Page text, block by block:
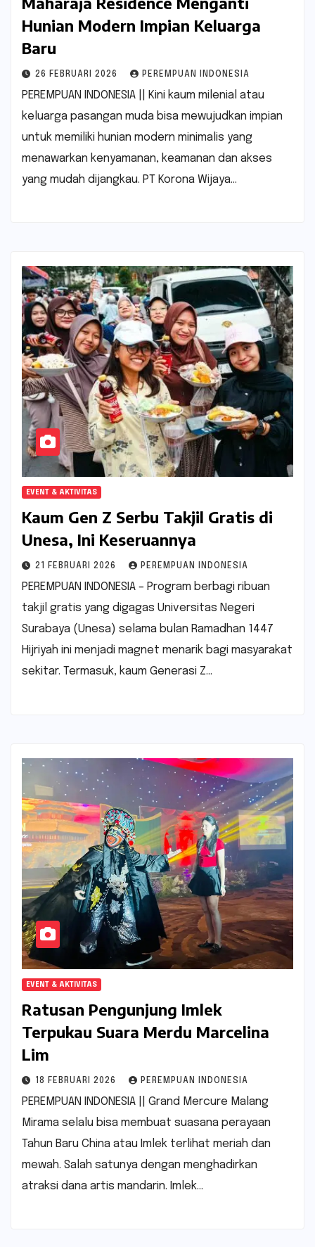
Hunian Modern Impian Keluarga
Baru
26 FEBRUARI 2026 PEREMPUAN INDONESIA
PEREMPUAN INDONESIA || Kini kaum milenial atau
keluarga pasangan muda bisa mewujudkan impian
untuk memiliki hunian modern minimalis yang
menawarkan kenyamanan, keamanan dan akses
yang mudah dijangkau. PT Korona Wijaya…
EVENT & AKTIVITAS
Kaum Gen Z Serbu Takjil Gratis di
Unesa, Ini Keseruannya
21 FEBRUARI 2026 PEREMPUAN INDONESIA
PEREMPUAN INDONESIA – Program berbagi ribuan
takjil gratis yang digagas Universitas Negeri
Surabaya (Unesa) selama bulan Ramadhan 1447
Hijriyah ini menjadi magnet menarik bagi masyarakat
sekitar. Termasuk, kaum Generasi Z…
EVENT & AKTIVITAS
Ratusan Pengunjung Imlek
Terpukau Suara Merdu Marcelina
Lim
18 FEBRUARI 2026 PEREMPUAN INDONESIA
PEREMPUAN INDONESIA || Grand Mercure Malang
Mirama selalu bisa membuat suasana perayaan
Tahun Baru China atau Imlek terlihat meriah dan
mewah. Salah satunya dengan menghadirkan
atraksi dana artis mandarin. Imlek…